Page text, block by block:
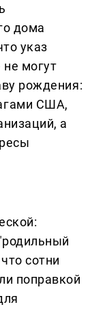
дома
указ
могут
рождения:
США,
а
сотни
поправкой